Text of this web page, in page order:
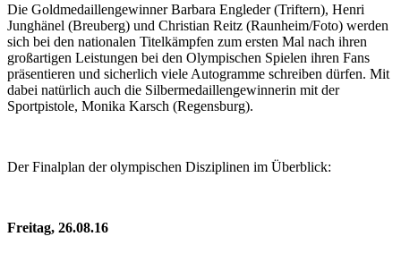
Die Goldmedaillengewinner Barbara Engleder (Triftern), Henri
Junghänel (Breuberg) und Christian Reitz (Raunheim/Foto) werden
sich bei den nationalen Titelkämpfen zum ersten Mal nach ihren
großartigen Leistungen bei den Olympischen Spielen ihren Fans
präsentieren und sicherlich viele Autogramme schreiben dürfen. Mit
dabei natürlich auch die Silbermedaillengewinnerin mit der
Sportpistole, Monika Karsch (Regensburg).
Der Finalplan der olympischen Disziplinen im Überblick:
Freitag, 26.08.16